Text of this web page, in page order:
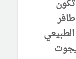
الطبيعي